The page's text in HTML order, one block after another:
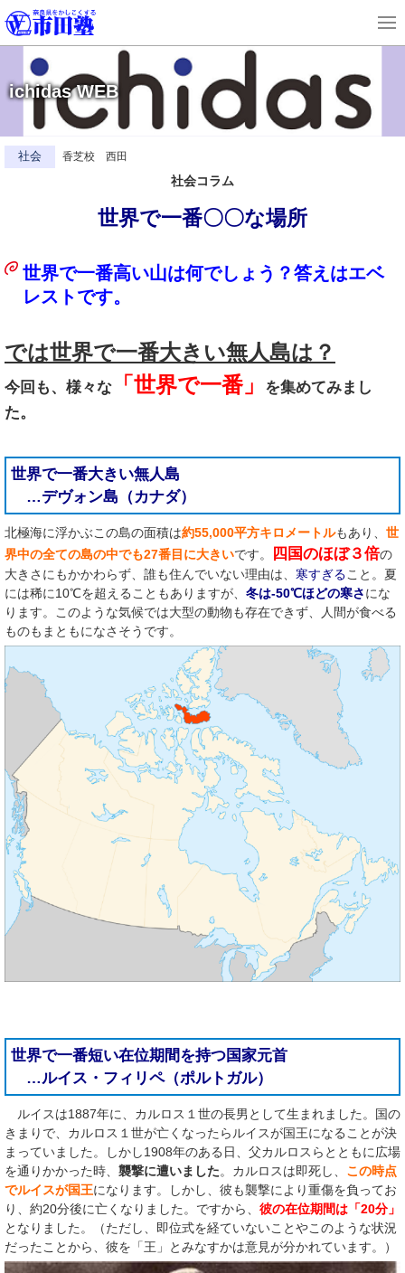
ichidas WEB
社会 香芝校 西田
社会コラム
世界で一番〇〇な場所
世界で一番高い山は何でしょう？答えはエベ
レストです。
では世界で一番大きい無人島は？
今回も、様々な 「世界で一番」
を集めてみまし
た。
世界で一番大きい無人島
…デヴォン島（カナダ）
北極海に浮かぶこの島の面積は約55,000平方キロメートルもあり、 世
界中の全ての島の中でも27番目に大きいです。 四国のほぼ３倍の
大きさにもかかわらず、誰も住んでいない理由は、 寒すぎること。夏
には稀に10℃を超えることもありますが、 冬は-50℃ほどの寒さにな
ります。このような気候では大型の動物も存在できず、人間が食べる
ものもまともになさそうです。
世界で一番短い在位期間を持つ国家元首
…ルイス・フィリペ（ポルトガル）
ルイスは1887年に、カルロス１世の長男として生まれました。国の
きまりで、カルロス１世が亡くなったらルイスが国王になることが決
まっていました。しかし1908年のある日、父カルロスらとともに広場
を通りかかった時、 襲撃に遭いました。カルロスは即死し、 この時点
でルイスが国王になります。しかし、彼も襲撃により重傷を負ってお
り、約20分後に亡くなりました。ですから、 彼の在位期間は「20分」
となりました。（ただし、即位式を経ていないことやこのような状況
だったことから、彼を「王」とみなすかは意見が分かれています。）